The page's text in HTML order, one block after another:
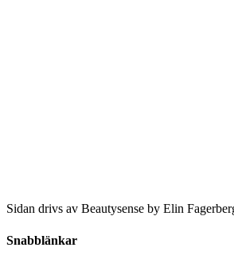
Sidan drivs av Beautysense by Elin
Snabblänkar